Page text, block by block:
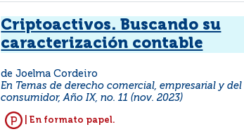
Criptoactivos. Buscando su
caracterización contable
de Joelma Cordeiro
En Temas de derecho comercial, empresarial y del
consumidor, Año IX, no. 11 (nov. 2023)
| En formato papel.